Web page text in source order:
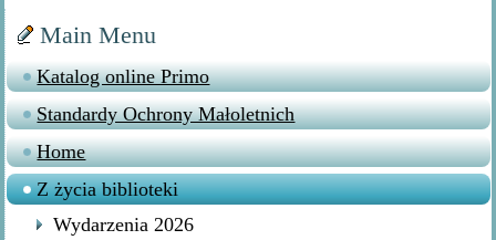
Main Menu
Katalog online Primo
Standardy Ochrony Małoletnich
Home
Z życia biblioteki
Wydarzenia 2026